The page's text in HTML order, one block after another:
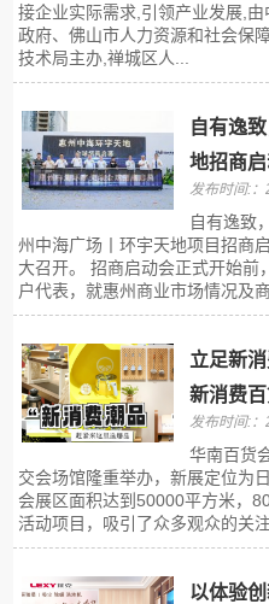
接企业实际需求,引领产业发展,
政府、佛山市人力资源和社会保
技术局主办,禅城区人...
自有逸
地招商
发布时间:
自有逸致
州中海广场丨环宇天地项目招商
大召开。 招商启动会正式开始前
户代表，就惠州商业市场情况及
立足新
新消费
发布时间:
华南百货
交会场馆隆重举办，新展定位为
会展区面积达到50000平方米，
活动项目，吸引了众多观众的关
以体验